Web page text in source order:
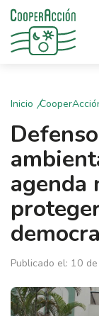
Inicio
agenda
Publicado el: 10